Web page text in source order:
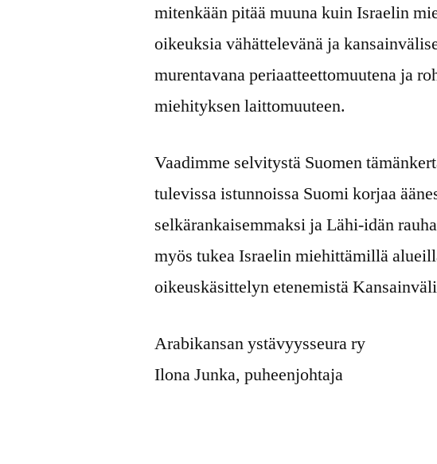
mitenkään pitää muuna kuin Israelin
oikeuksia vähättelevänä ja
murentavana periaatteettomuutena ja
miehityksen laittomuuteen.
Vaadimme selvitystä Suomen
tulevissa istunnoissa Suomi korjaa
selkärankaisemmaksi ja Lähi-idän
myös tukea Israelin miehittämillä
oikeuskäsittelyn etenemistä
Arabikansan ystävyysseura ry
Ilona Junka, puheenjohtaja